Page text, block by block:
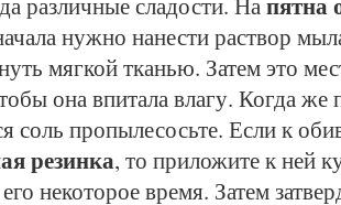
нужно нанести раствор
мягкой тканью. Затем это
она впитала влагу. Когда же
соль пропылесосьте. Если к
резинка, то приложите к ней
некоторое время. Затем